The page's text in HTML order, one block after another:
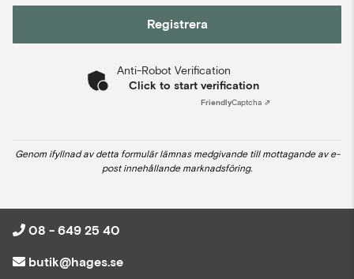
Registrera
Anti-Robot Verification
Click to start verification
FriendlyCaptcha ⇗
Genom ifyllnad av detta formulär lämnas medgivande till mottagande av e-
post innehållande marknadsföring.
08 - 649 25 40
butik@hages.se